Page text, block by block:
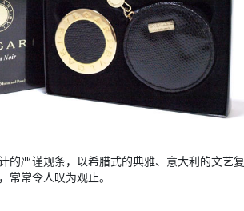
严谨规条，以希腊式的典雅、意大利的文艺
常常令人叹为观止。